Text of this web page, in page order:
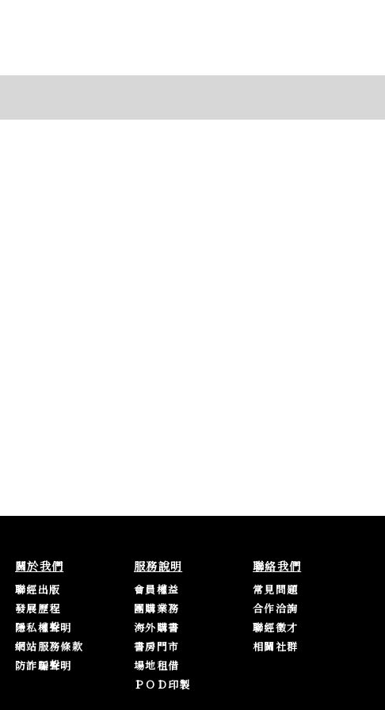
關於我們
聯經出版
發展歷程
隱私權聲明
網站服務條款
防詐騙聲明
服務說明
會員權益
團購業務
海外購書
書房門市
場地租借
ＰＯＤ印製
聯絡我們
常見問題
合作洽詢
聯經徵才
相關社群